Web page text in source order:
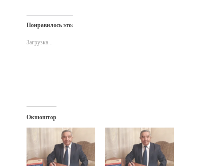
Twitter
(Открывается
в
окне)
Facebook
(Открывается
в
Понравилось это:
Загрузка...
Окшоштор